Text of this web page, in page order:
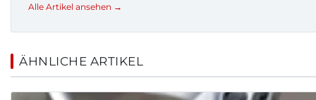
Alle Artikel ansehen →
ÄHNLICHE ARTIKEL